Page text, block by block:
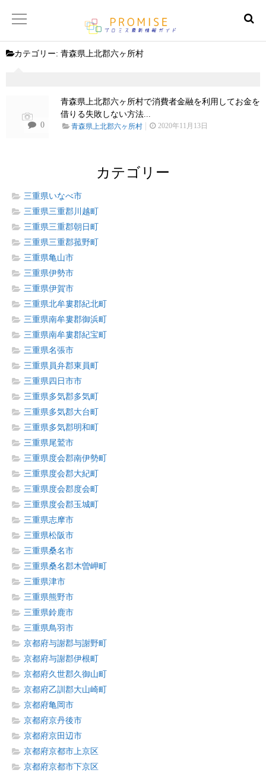
【サイトマップ】
カテゴリー: 青森県上北郡六ヶ所村
0
青森県上北郡六ヶ所村で消費者金融を利用してお金を
借りる失敗しない方法...
青森県上北郡六ヶ所村 2020年11月13日
カテゴリー
三重県いなべ市
三重県三重郡川越町
三重県三重郡朝日町
三重県三重郡菰野町
三重県亀山市
三重県伊勢市
三重県伊賀市
三重県北牟婁郡紀北町
三重県南牟婁郡御浜町
三重県南牟婁郡紀宝町
三重県名張市
三重県員弁郡東員町
三重県四日市市
三重県多気郡多気町
三重県多気郡大台町
三重県多気郡明和町
三重県尾鷲市
三重県度会郡南伊勢町
三重県度会郡大紀町
三重県度会郡度会町
三重県度会郡玉城町
三重県志摩市
三重県松阪市
三重県桑名市
三重県桑名郡木曽岬町
三重県津市
三重県熊野市
三重県鈴鹿市
三重県鳥羽市
京都府与謝郡与謝野町
京都府与謝郡伊根町
京都府久世郡久御山町
京都府乙訓郡大山崎町
京都府亀岡市
京都府京丹後市
京都府京田辺市
京都府京都市上京区
京都府京都市下京区